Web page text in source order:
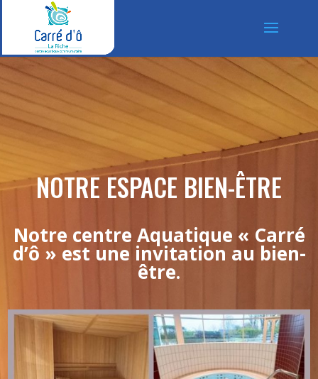
NOTRE ESPACE BIEN-ÊTRE
Notre centre Aquatique « Carré
d’ô » est une invitation au bien-
être.